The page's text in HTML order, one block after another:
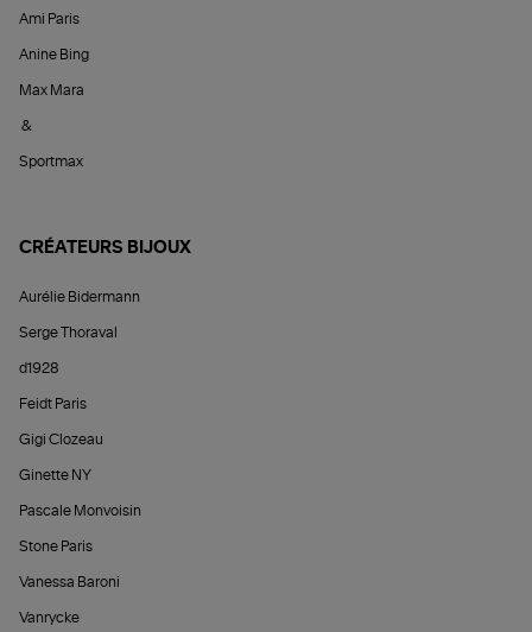
Ami Paris
Anine Bing
Max Mara
&
Sportmax
CRÉATEURS BIJOUX
Aurélie Bidermann
Serge Thoraval
d1928
Feidt Paris
Gigi Clozeau
Ginette NY
Pascale Monvoisin
Stone Paris
Vanessa Baroni
Vanrycke